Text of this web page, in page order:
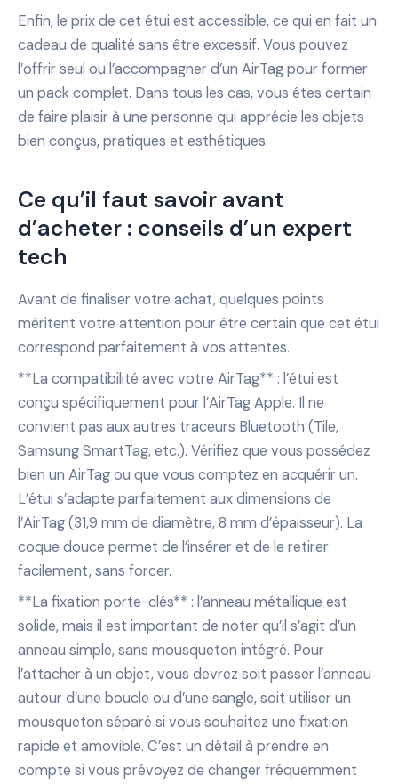
Enfin, le prix de cet étui est accessible, ce qui en fait un
cadeau de qualité sans être excessif. Vous pouvez
l’offrir seul ou l’accompagner d’un AirTag pour former
un pack complet. Dans tous les cas, vous êtes certain
de faire plaisir à une personne qui apprécie les objets
bien conçus, pratiques et esthétiques.
Ce qu’il faut savoir avant
d’acheter : conseils d’un expert
tech
Avant de finaliser votre achat, quelques points
méritent votre attention pour être certain que cet étui
correspond parfaitement à vos attentes.
**La compatibilité avec votre AirTag** : l’étui est
conçu spécifiquement pour l’AirTag Apple. Il ne
convient pas aux autres traceurs Bluetooth (Tile,
Samsung SmartTag, etc.). Vérifiez que vous possédez
bien un AirTag ou que vous comptez en acquérir un.
L’étui s’adapte parfaitement aux dimensions de
l’AirTag (31,9 mm de diamètre, 8 mm d’épaisseur). La
coque douce permet de l’insérer et de le retirer
facilement, sans forcer.
**La fixation porte-clés** : l’anneau métallique est
solide, mais il est important de noter qu’il s’agit d’un
anneau simple, sans mousqueton intégré. Pour
l’attacher à un objet, vous devrez soit passer l’anneau
autour d’une boucle ou d’une sangle, soit utiliser un
mousqueton séparé si vous souhaitez une fixation
rapide et amovible. C’est un détail à prendre en
compte si vous prévoyez de changer fréquemment